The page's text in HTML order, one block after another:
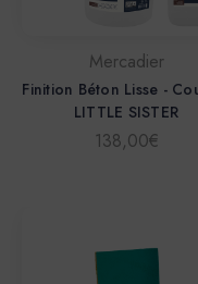
Mercadier
Finition Béton Lisse -
LITTLE SISTER
138,00€